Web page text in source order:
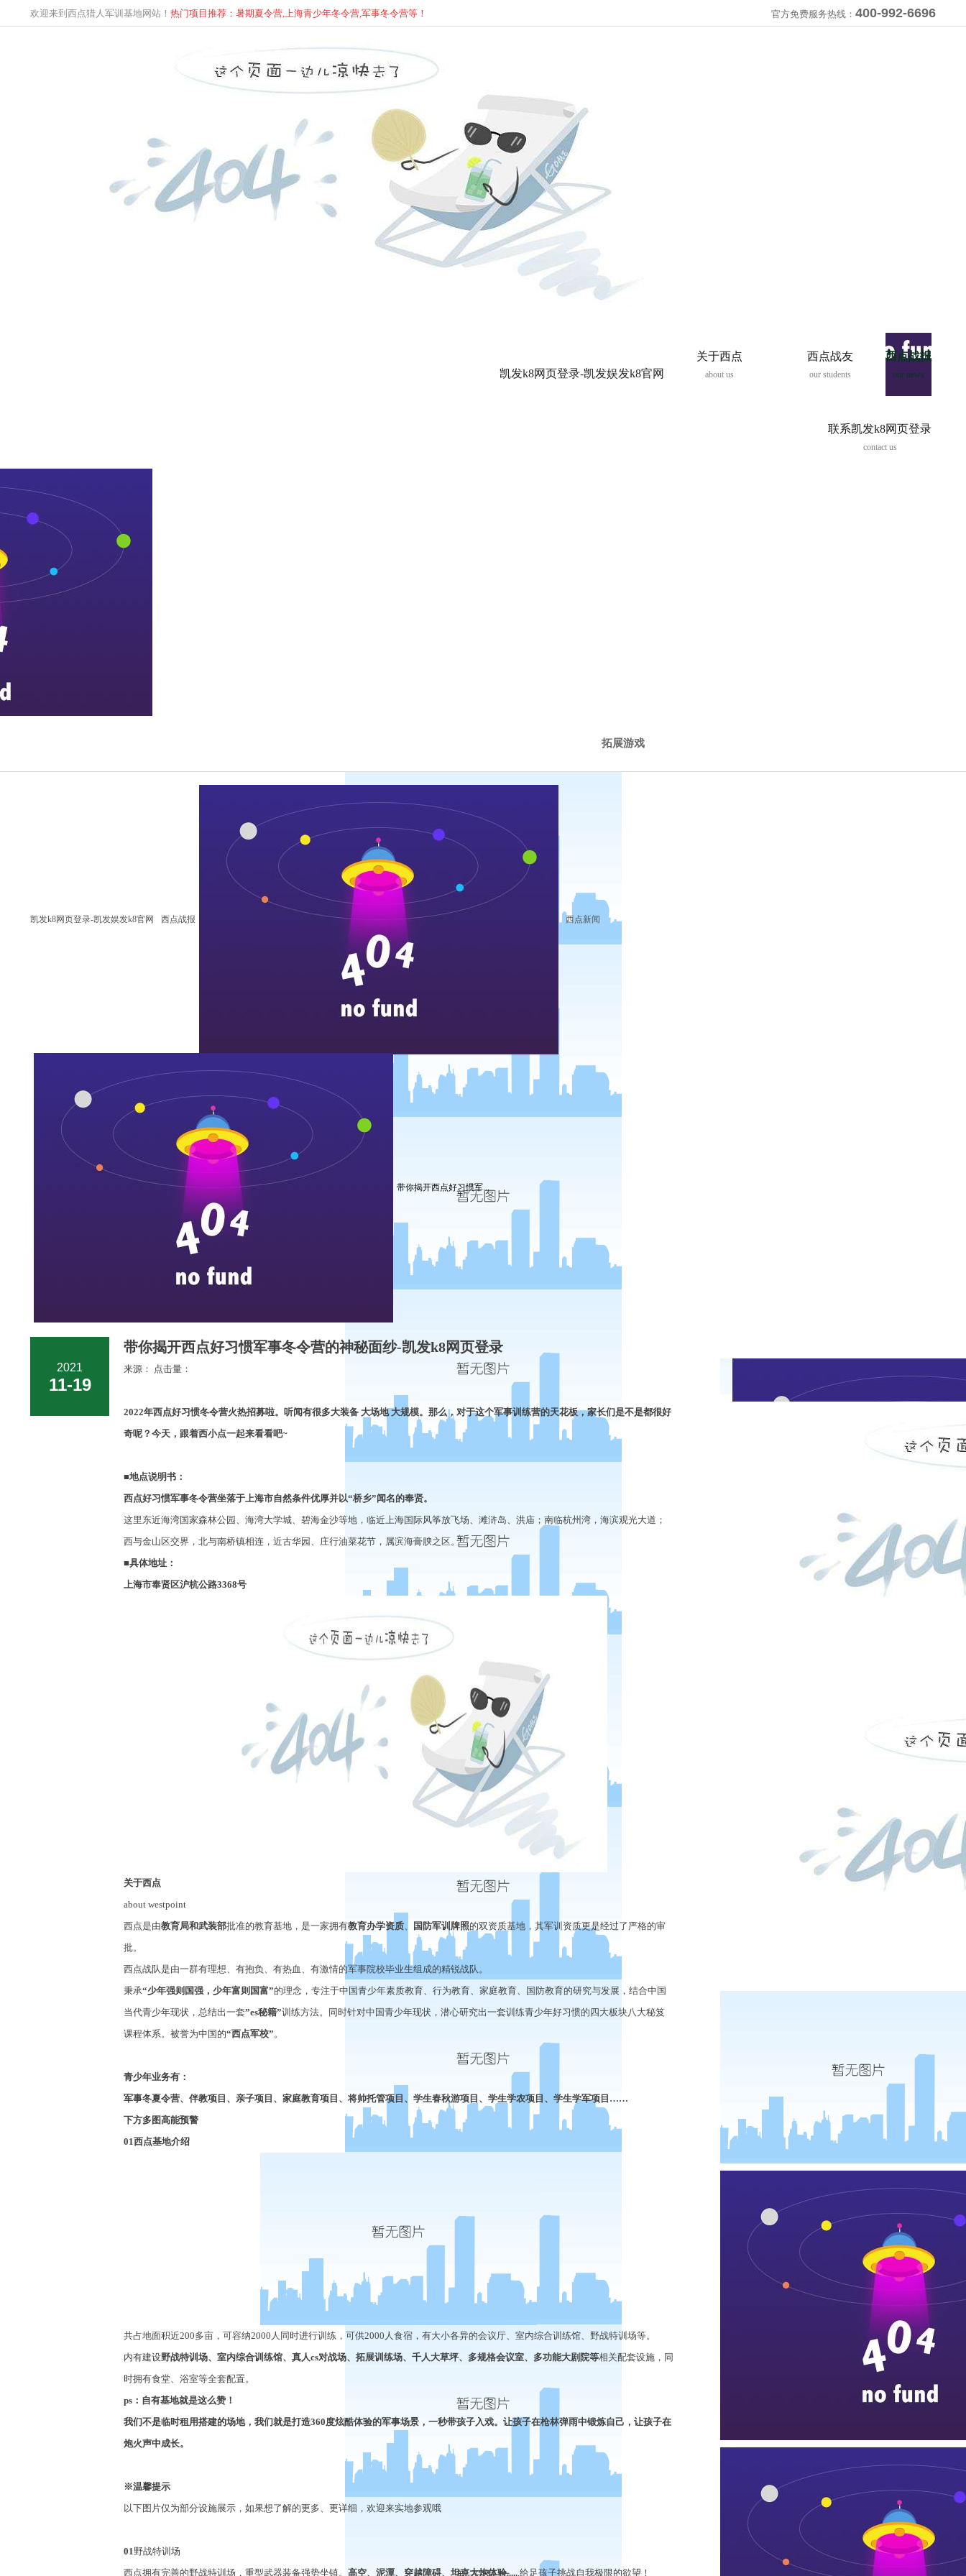
欢迎来到西点猎人军训基地网站！ 热门项目推荐：暑期夏令营,上海青少年冬令营,军事冬令营等！ 官方免费服务热线： 400-992-6696
凯发k8网页登录-凯发娱发k8官网
关于西点
about us
西点战友
our students
西点战报
our news
联系凯发k8网页登录
contact us
拓展游戏
历程下载
凯发k8网页登录-凯发娱发k8官网 西点战报 西点新闻
带你揭开西点好习惯军...
2021
11-19
带你揭开西点好习惯军事冬令营的神秘面纱-凯发k8网页登录
来源： 点击量：
2022年西点好习惯冬令营火热招募啦。 听闻有很多大装备 大场地 大规模。 那么，对于这个军事训练营的天花板，家长们是不是都很好
奇呢？今天，跟着西小点一起来看看吧~
■地点说明书：
西点好习惯军事冬令营坐落于上海市自然条件优厚并以“桥乡”闻名的奉贤。
这里东近海湾国家森林公园、海湾大学城、碧海金沙等地，临近上海国际风筝放飞场、滩浒岛、洪庙；南临杭州湾，海滨观光大道；
西与金山区交界，北与南桥镇相连，近古华园、庄行油菜花节，属滨海膏腴之区。
■具体地址：
上海市奉贤区沪杭公路3368号
关于西点
about westpoint
西点是由教育局和武装部批准的教育基地，是一家拥有教育办学资质、 国防军训牌照的双资质基地，其军训资质更是经过了严格的审
批。
西点战队是由一群有理想、有抱负、有热血、有激情的军事院校毕业生组成的精锐战队。
秉承“少年强则国强，少年富则国富”的理念，专注于中国青少年素质教育、行为教育、家庭教育、国防教育的研究与发展，结合中国
当代青少年现状，总结出一套”es秘籍”训练方法。同时针对中国青少年现状，潜心研究出一套训练青少年好习惯的四大板块八大秘笈
课程体系。被誉为中国的“西点军校”。
青少年业务有：
军事冬夏令营、伴教项目、亲子项目、家庭教育项目、将帅托管项目、学生春秋游项目、学生学农项目、学生学军项目 ……
下方多图高能预警
01西点基地介绍
共占地面积近200多亩，可容纳2000 人同时进行训练，可供2000 人食宿，有大小各异的会议厅、室内综合训练馆、野战特训场等。
内有建设野战特训场、室内综合训练馆、真人cs对战场、拓展训练场、千人大草坪、多规格会议室、多功能大剧院等相关配套设施，同
时拥有食堂、浴室等全套配置。
ps ：自有基地就是这么赞！
我们不是临时租用搭建的场地，我们就是打造360度炫酷体验的军事场景，一秒带孩子入戏。让孩子在枪林弹雨中锻炼自己，让孩子在
炮火声中成长。
※温馨提示
以下图片仅为部分设施展示， 如果想了解的更多、更详细，欢迎来实地参观哦
01野战特训场
西点拥有完善的野战特训场，重型武器装备强势坐镇。 高空、泥潭、穿越障碍、坦克大炮体验......给足孩子挑战自我极限的欲望！